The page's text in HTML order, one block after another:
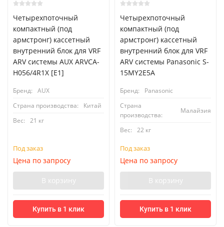
Четырехпоточный
компактный (под
армстронг) кассетный
внутренний блок для VRF
ARV системы AUX ARVCA-
H056/4R1X [E1]
Бренд:
AUX
Страна производства:
Китай
Вес:
21 кг
Под заказ
Цена по запросу
В корзину
Купить в 1 клик
Четырехпоточный
компактный (под
армстронг) кассетный
внутренний блок для VRF
ARV системы Panasonic S-
15MY2E5A
Бренд:
Panasonic
Страна
производства:
Малайзия
Вес: 22 кг
Под заказ
Цена по запросу
В корзину
Купить в 1 клик